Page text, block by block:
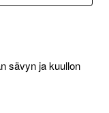
sävyn ja kuullon